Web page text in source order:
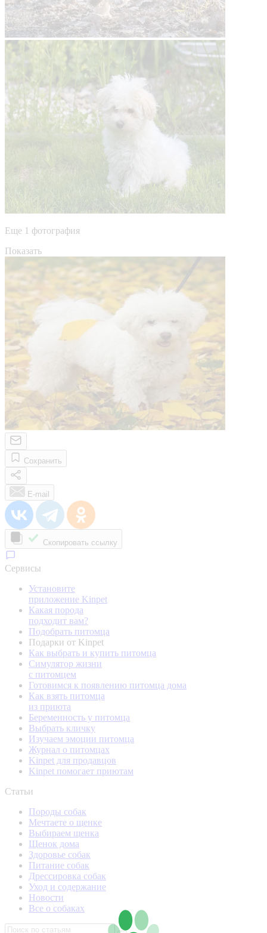
Еще 1 фотография
Показать
Сохранить
E-mail
Скопировать ссылку
Сервисы
Установите
приложение Kinpet
Какая порода
подходит вам?
Подобрать питомца
Подарки от Kinpet
Как выбрать и купить питомца
Симулятор жизни
с питомцем
Готовимся к появлению питомца дома
Как взять питомца
из приюта
Беременность у питомца
Выбрать кличку
Изучаем эмоции питомца
Журнал о питомцах
Kinpet для продавцов
Kinpet помогает приютам
Статьи
Породы собак
Мечтаете о щенке
Выбираем щенка
Щенок дома
Здоровье собак
Питание собак
Дрессировка собак
Уход и содержание
Новости
Все о собаках